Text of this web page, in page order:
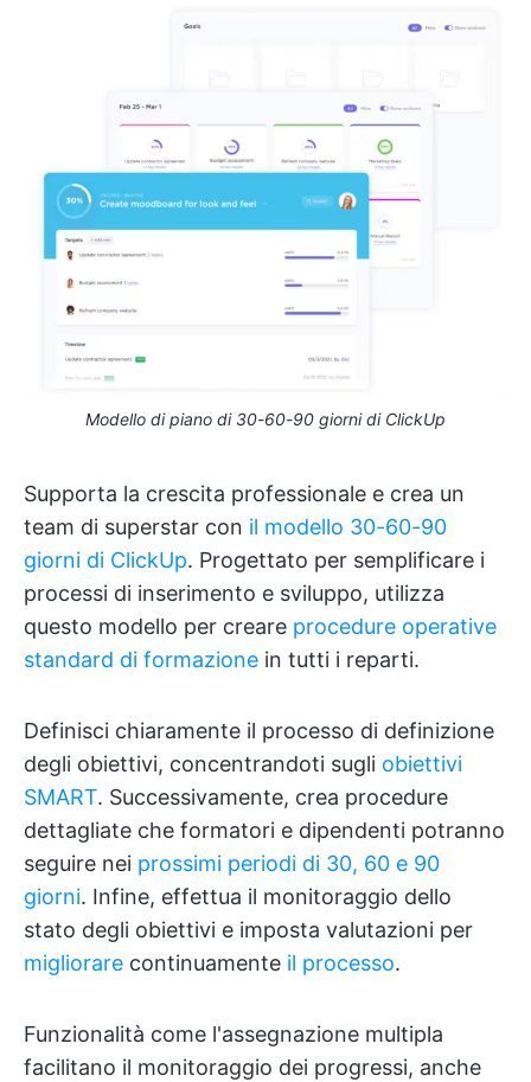
Modello di piano di 30-60-90 giorni di ClickUp
Supporta la crescita professionale e crea un
team di superstar con il modello 30-60-90
giorni di ClickUp. Progettato per semplificare i
processi di inserimento e sviluppo, utilizza
questo modello per creare procedure operative
standard di formazione in tutti i reparti.
Definisci chiaramente il processo di definizione
degli obiettivi, concentrandoti sugli obiettivi
SMART. Successivamente, crea procedure
dettagliate che formatori e dipendenti potranno
seguire nei prossimi periodi di 30, 60 e 90
giorni. Infine, effettua il monitoraggio dello
stato degli obiettivi e imposta valutazioni per
migliorare continuamente il processo.
Funzionalità come l'assegnazione multipla
facilitano il monitoraggio dei progressi, anche